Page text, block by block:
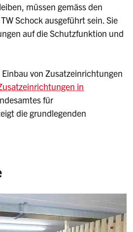
müssen gemäss den
Schock ausgeführt sein. Sie
auf die Schutzfunktion und
von Zusatzeinrichtungen
in
für
die grundlegenden